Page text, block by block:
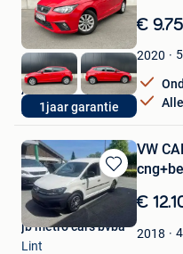
in
Mijn
Favorieten
1jaar garantie
€
2020
Anz cars
Zwijndrecht
Bewaren
in
Favorieten
VW
€
2018
jb metro cars bvba
Lint